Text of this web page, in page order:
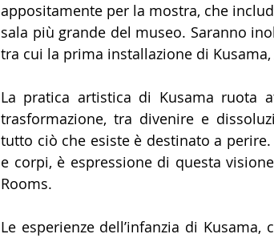
appositamente per la mostra, che
sala più grande del museo. Saranno
tra cui la prima installazione di Kusama,
La pratica artistica di Kusama ruota
trasformazione, tra divenire e
tutto ciò che esiste è destinato a
e corpi, è espressione di questa
Rooms.
Le esperienze dell’infanzia di